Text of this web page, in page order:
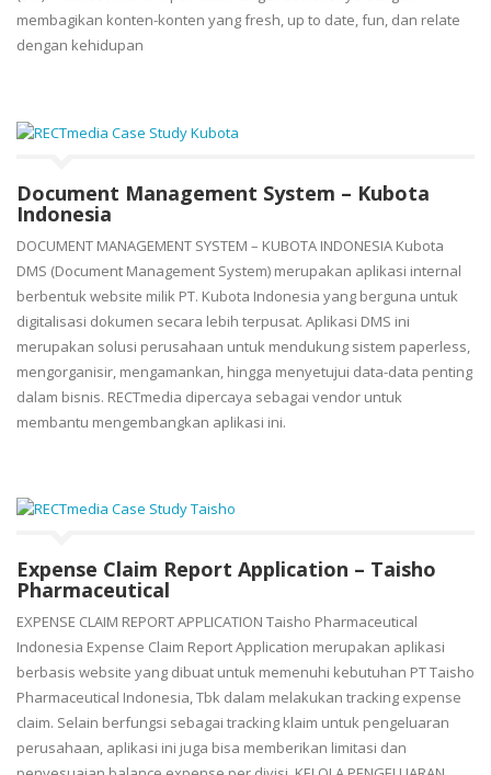
membagikan konten-konten yang fresh, up to date, fun, dan relate
dengan kehidupan
Document Management System – Kubota
Indonesia
DOCUMENT MANAGEMENT SYSTEM – KUBOTA INDONESIA Kubota
DMS (Document Management System) merupakan aplikasi internal
berbentuk website milik PT. Kubota Indonesia yang berguna untuk
digitalisasi dokumen secara lebih terpusat. Aplikasi DMS ini
merupakan solusi perusahaan untuk mendukung sistem paperless,
mengorganisir, mengamankan, hingga menyetujui data-data penting
dalam bisnis. RECTmedia dipercaya sebagai vendor untuk
membantu mengembangkan aplikasi ini.
Expense Claim Report Application – Taisho
Pharmaceutical
EXPENSE CLAIM REPORT APPLICATION Taisho Pharmaceutical
Indonesia Expense Claim Report Application merupakan aplikasi
berbasis website yang dibuat untuk memenuhi kebutuhan PT Taisho
Pharmaceutical Indonesia, Tbk dalam melakukan tracking expense
claim. Selain berfungsi sebagai tracking klaim untuk pengeluaran
perusahaan, aplikasi ini juga bisa memberikan limitasi dan